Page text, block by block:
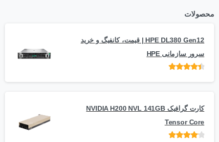
محصولات
HPE DL380 Gen12 | قیمت، کانفیگ و خرید
سرور سازمانی HPE
کارت گرافیک NVIDIA H200 NVL 141GB
Tensor Core